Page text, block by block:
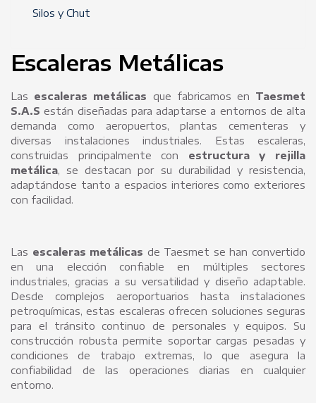
Silos y Chut
Escaleras Metálicas
Las escaleras metálicas que fabricamos en Taesmet
S.A.S están diseñadas para adaptarse a entornos de alta
demanda como aeropuertos, plantas cementeras y
diversas instalaciones industriales. Estas escaleras,
construidas principalmente con estructura y rejilla
metálica, se destacan por su durabilidad y resistencia,
adaptándose tanto a espacios interiores como exteriores
con facilidad.
Las escaleras metálicas de Taesmet se han convertido
en una elección confiable en múltiples sectores
industriales, gracias a su versatilidad y diseño adaptable.
Desde complejos aeroportuarios hasta instalaciones
petroquímicas, estas escaleras ofrecen soluciones seguras
para el tránsito continuo de personales y equipos. Su
construcción robusta permite soportar cargas pesadas y
condiciones de trabajo extremas, lo que asegura la
confiabilidad de las operaciones diarias en cualquier
entorno.